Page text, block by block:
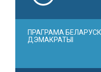
ПРАГРАМА
ДЭМАКРАТЫІ